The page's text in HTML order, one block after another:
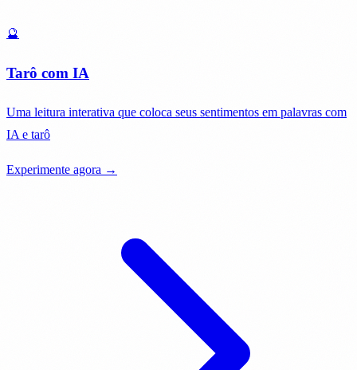
🔮
Tarô com IA
Uma leitura interativa que coloca seus sentimentos em palavras com
IA e tarô
Experimente agora →